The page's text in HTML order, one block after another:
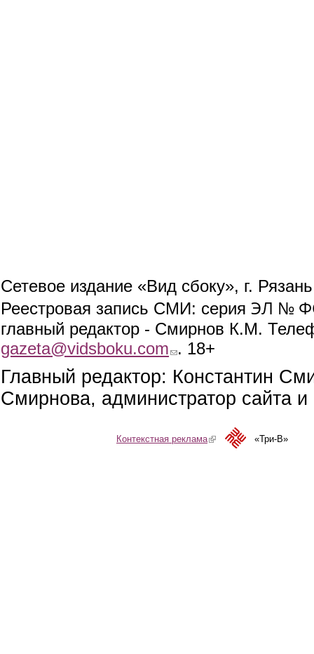
Сетевое издание «Вид сбоку», г.
Реестровая запись СМИ: серия ЭЛ №
главный редактор - Смирнов К.М.
gazeta@vidsboku.com (link sends e-mail)
. 18+
Главный редактор: Константин
Смирнова, администратор сайта
Контекстная реклама(link is external)«Три-В»